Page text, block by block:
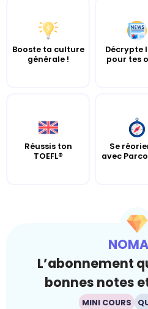
Booste ta culture
générale !
Décrypte
pour tes
Réussis ton
TOEFL®
Se
avec
L’abonnement
bonnes notes
MINI COURS